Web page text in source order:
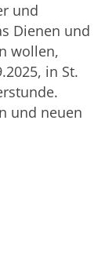
und
Dienen und
wollen,
in St.
und neuen